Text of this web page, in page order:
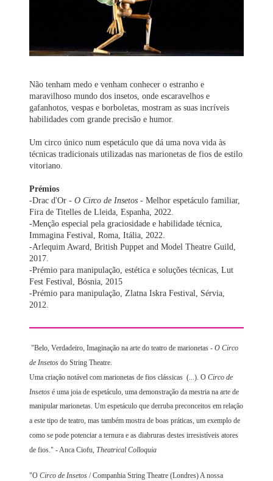
Não tenham medo e venham conhecer o estranho e
maravilhoso mundo dos insetos, onde escaravelhos e
gafanhotos, vespas e borboletas, mostram as suas incríveis
habilidades com grande precisão e humor.
Um circo único num espetáculo que dá uma nova vida às
técnicas tradicionais utilizadas nas marionetas de fios de estilo
vitoriano.
Prémios
-Drac d'Or -O Circo de Insetos - Melhor espetáculo familiar,
Fira de Titelles de Lleida, Espanha, 2022.
-Menção especial pela graciosidade e habilidade técnica,
Immagina Festival, Roma, Itália, 2022.
-Arlequim Award, British Puppet and Model Theatre Guild,
2017.
-Prémio para manipulação, estética e soluções técnicas, Lut
Fest Festival, Bósnia, 2015
-Prémio para manipulação, Zlatna Iskra Festival, Sérvia,
2012.
"Belo, Verdadeiro, Imaginação na arte do teatro de marionetas -O Circo
de Insetos do String Theatre.
Uma criação notável com marionetas de fios clássicas (...). OCirco de
Insetosé uma joia de espetáculo, uma demonstração da mestria na arte de
manipular marionetas. Um espetáculo que derruba preconceitos em relação
a este tipo de teatro, mas também mostra de boas práticas, um exemplo de
como se pode potenciar a ternura e as diabruras destes irresistíveis atores
de fios." - Anca Ciofu,Theatrical Colloquia
"OCirco de Insetos / Companhia String Theatre (Londres) A nossa